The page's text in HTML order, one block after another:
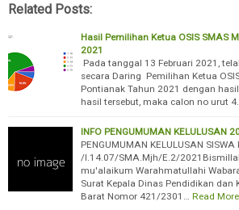
Related Posts:
Hasil Pemilihan Ketua OSIS SMAS
2021
Pada tanggal 13 Februari 2021,
secara Daring Pemilihan Ketua
Pontianak Tahun 2021 dengan
hasil tersebut, maka calon no urut
INFO PENGUMUMAN KELULUSAN
PENGUMUMAN KELULUSAN
/I.14.07/SMA.Mjh/E.2/
mu'alaikum Warahmatullahi
Surat Kepala Dinas Pendidikan dan
Barat Nomor 421/2301… Read More